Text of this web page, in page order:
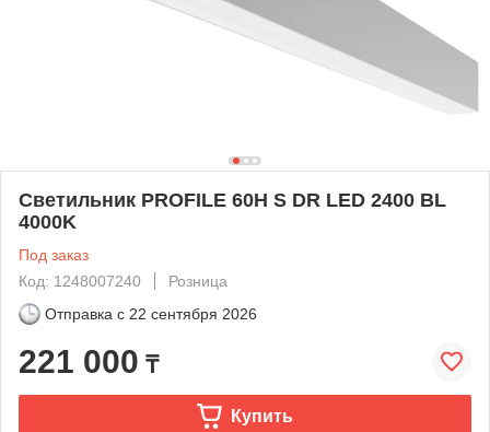
Светильник PROFILE 60H S DR LED 2400 BL
4000K
Под заказ
Код: 1248007240
Розница
Отправка с 22 сентября 2026
221 000 ₸
Купить